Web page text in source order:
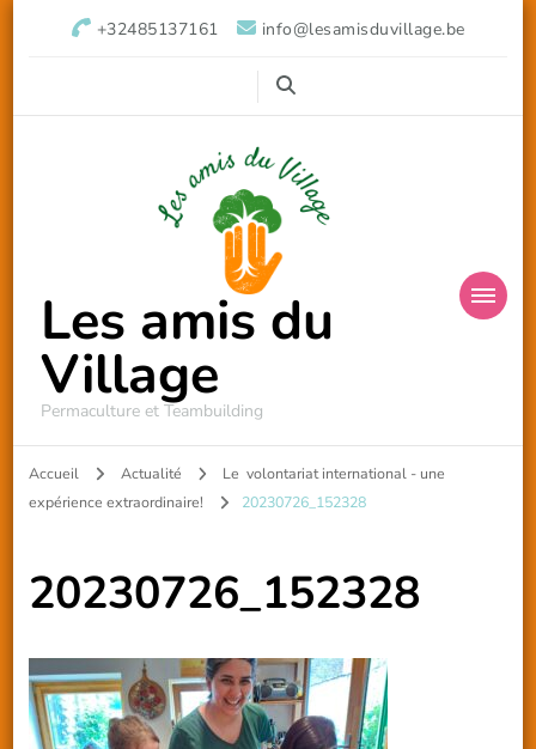
+32485137161 info@lesamisduvillage.be
Les amis du
Village
Permaculture et Teambuilding
Accueil Actualité
Le volontariat international - une
expérience extraordinaire!
20230726_152328
20230726_152328